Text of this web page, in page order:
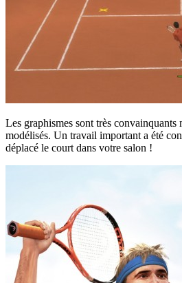
Les graphismes sont très
modélisés. Un travail important a été
déplacé le court dans votre salon !